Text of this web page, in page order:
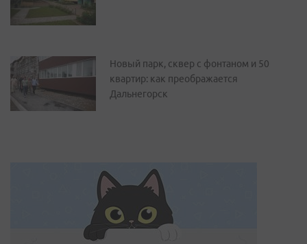
Новый парк, сквер с фонтаном и 50
квартир: как преображается
Дальнегорск